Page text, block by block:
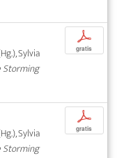
Sylvia
Storming
p
gratis
Sylvia
Storming
p
gratis